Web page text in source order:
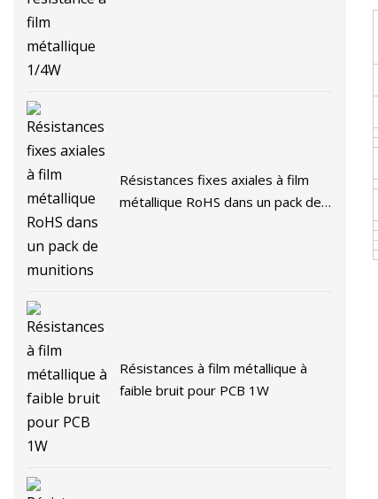
Résistances fixes axiales à film
métallique RoHS dans un pack de
Résistances à film métallique à
faible bruit pour PCB 1W